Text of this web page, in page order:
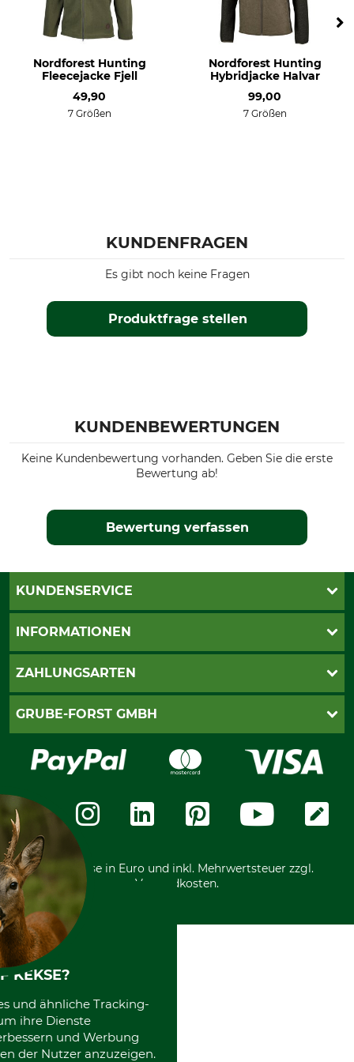
Nordforest Hunting
Fleecejacke Fjell
49,90
7 Größen
Nordforest Hunting
Hybridjacke Halvar
99,00
7 Größen
KUNDENFRAGEN
Produktfrage stellen
Es gibt noch keine Fragen
KUNDENBEWERTUNGEN
Keine Kundenbewertung vorhanden. Geben Sie die erste
Bewertung ab!
Bewertung verfassen
KUNDENSERVICE
Katalogbestellung
INFORMATIONEN
AGB
Widerrufsformular
Zahlungsarten
ZAHLUNGSARTEN
PayPal
Rechnung
Vorkasse
GRUBE-FORST GMBH
Karriere
Über uns
Community
International
*Alle Preise in Euro und inkl. Mehrwertsteuer zzgl.
Versandkosten.
KEKSE?
und ähnliche Tracking-
ihre Dienste
und Werbung
der Nutzer anzuzeigen.